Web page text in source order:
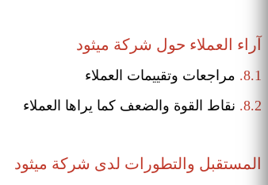
آراء العملاء حول شركة ميثود
8.1. مراجعات وتقييمات العملاء
8.2. نقاط القوة والضعف كما يراها العملاء
المستقبل والتطورات لدى شركة ميثود